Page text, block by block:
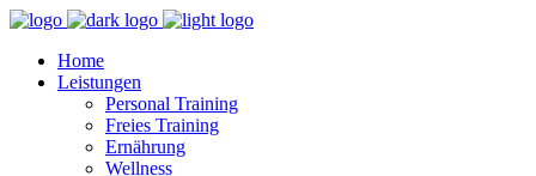
Home
Leistungen
Personal Training
Freies Training
Ernährung
Wellness